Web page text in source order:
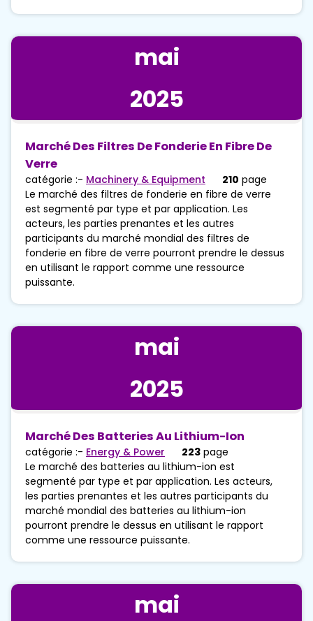
mai
2025
Marché Des Filtres De Fonderie En Fibre De
Verre
catégorie :- Machinery & Equipment 210 page
Le marché des filtres de fonderie en fibre de verre
est segmenté par type et par application. Les
acteurs, les parties prenantes et les autres
participants du marché mondial des filtres de
fonderie en fibre de verre pourront prendre le dessus
en utilisant le rapport comme une ressource
puissante.
mai
2025
Marché Des Batteries Au Lithium-Ion
catégorie :- Energy & Power 223 page
Le marché des batteries au lithium-ion est
segmenté par type et par application. Les acteurs,
les parties prenantes et les autres participants du
marché mondial des batteries au lithium-ion
pourront prendre le dessus en utilisant le rapport
comme une ressource puissante.
mai